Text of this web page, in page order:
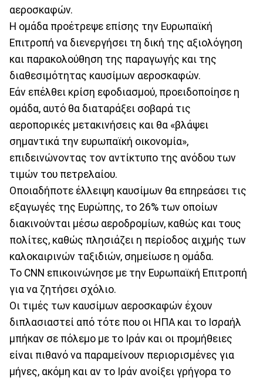
αεροσκαφών.
Η ομάδα προέτρεψε επίσης την Ευρωπαϊκή
Επιτροπή να διενεργήσει τη δική της αξιολόγηση
και παρακολούθηση της παραγωγής και της
διαθεσιμότητας καυσίμων αεροσκαφών.
Εάν επέλθει κρίση εφοδιασμού, προειδοποίησε η
ομάδα, αυτό θα διαταράξει σοβαρά τις
αεροπορικές μετακινήσεις και θα «βλάψει
σημαντικά την ευρωπαϊκή οικονομία»,
επιδεινώνοντας τον αντίκτυπο της ανόδου των
τιμών του πετρελαίου.
Οποιαδήποτε έλλειψη καυσίμων θα επηρεάσει τις
εξαγωγές της Ευρώπης, το 26% των οποίων
διακινούνται μέσω αεροδρομίων, καθώς και τους
πολίτες, καθώς πλησιάζει η περίοδος αιχμής των
καλοκαιρινών ταξιδιών, σημείωσε η ομάδα.
Το CNN επικοινώνησε με την Ευρωπαϊκή Επιτροπή
για να ζητήσει σχόλιο.
Οι τιμές των καυσίμων αεροσκαφών έχουν
διπλασιαστεί από τότε που οι ΗΠΑ και το Ισραήλ
μπήκαν σε πόλεμο με το Ιράν και οι προμήθειες
είναι πιθανό να παραμείνουν περιορισμένες για
μήνες, ακόμη και αν το Ιράν ανοίξει γρήγορα το